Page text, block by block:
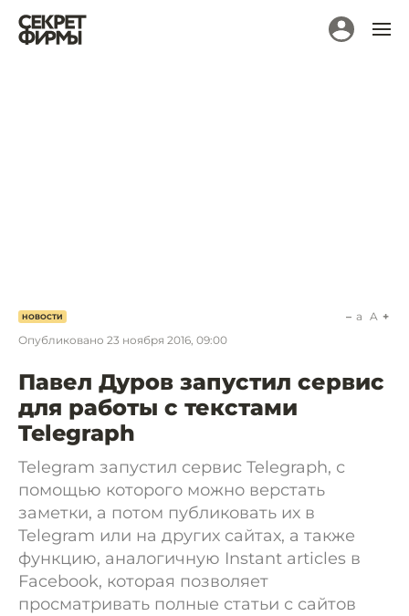
НОВОСТИ
Опубликовано 23 ноября 2016, 09:00
a A
Павел Дуров запустил сервис
для работы с текстами
Telegraph
Telegram запустил сервис Telegraph, с
помощью которого можно верстать
заметки, а потом публиковать их в
Telegram или на других сайтах, а также
функцию, аналогичную Instant articles в
Facebook, которая позволяет
просматривать полные статьи с сайтов